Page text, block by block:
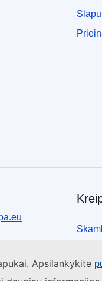
Apsilankykite